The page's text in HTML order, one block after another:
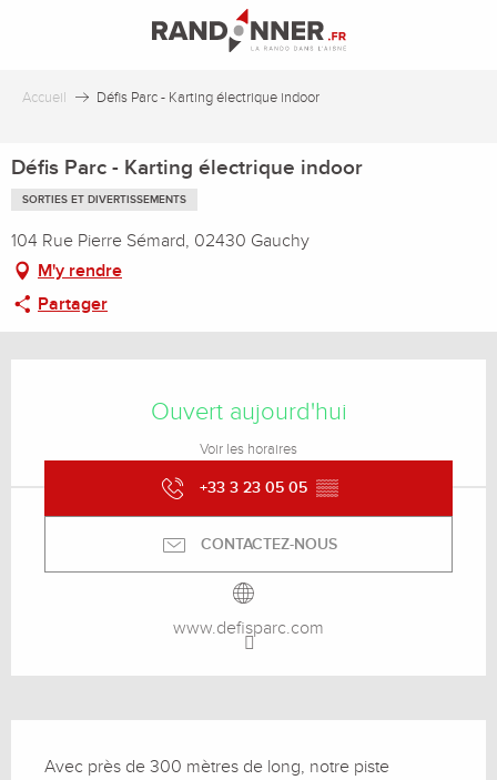
principal
Accueil Défis Parc - Karting électrique indoor
Défis Parc - Karting électrique indoor
SORTIES ET DIVERTISSEMENTS
104 Rue Pierre Sémard, 02430 Gauchy
M'y rendre
Partager
Ouvert aujourd'hui
Voir les horaires
+33 3 23 05 05 ▒▒
CONTACTEZ-NOUS
www.defisparc.com
Avec près de 300 mètres de long, notre piste